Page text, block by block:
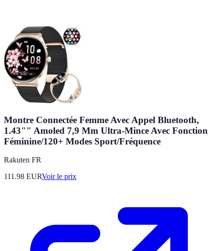
Montre Connectée Femme Avec Appel Bluetooth,
1.43"" Amoled 7,9 Mm Ultra-Mince Avec Fonction
Féminine/120+ Modes Sport/Fréquence
Rakuten FR
111.98 EURVoir le prix